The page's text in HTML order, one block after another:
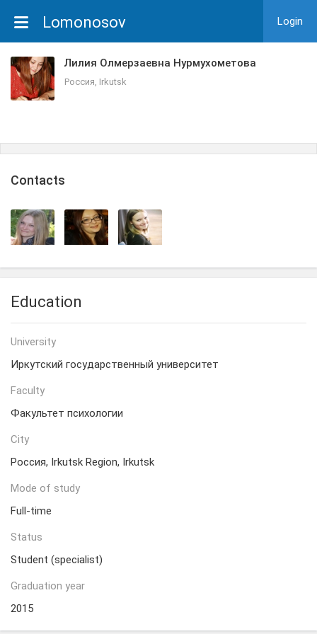
Lomonosov Login
Лилия Олмерзаевна Нурмухометова
Россия, Irkutsk
Сontacts
Education
University
Иркутский государственный университет
Faculty
Факультет психологии
City
Россия, Irkutsk Region, Irkutsk
Mode of study
Full-time
Status
Student (specialist)
Graduation year
2015